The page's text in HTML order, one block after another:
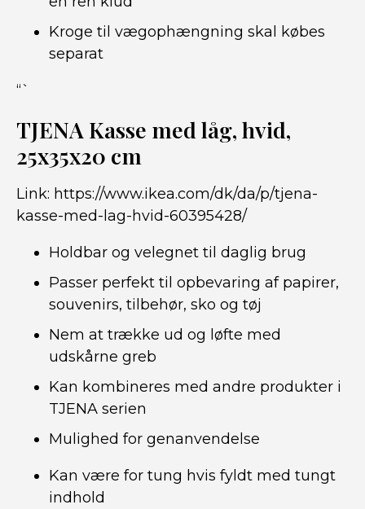
Kroge til vægophængning skal købes
separat
“`
TJENA Kasse med låg, hvid,
25x35x20 cm
Link: https://www.ikea.com/dk/da/p/tjena-
kasse-med-lag-hvid-60395428/
Holdbar og velegnet til daglig brug
Passer perfekt til opbevaring af papirer,
souvenirs, tilbehør, sko og tøj
Nem at trække ud og løfte med
udskårne greb
Kan kombineres med andre produkter i
TJENA serien
Mulighed for genanvendelse
Kan være for tung hvis fyldt med tungt
indhold